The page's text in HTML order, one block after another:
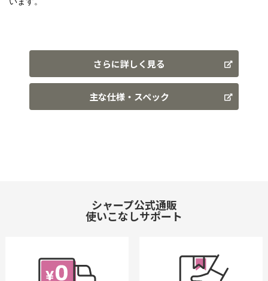
さらに詳しく見る
主な仕様・スペック
シャープ公式通販
使いこなしサポート